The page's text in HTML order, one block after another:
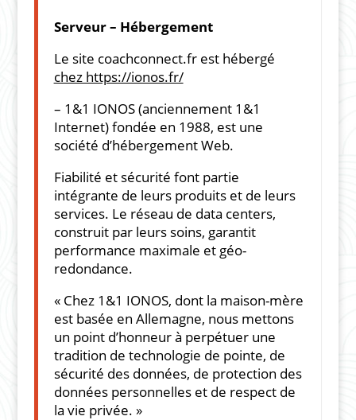
Serveur – Hébergement
Le site coachconnect.frest hébergé
chez https://ionos.fr/
– 1&1 IONOS (anciennement 1&1
Internet) fondée en 1988, est une
société d’hébergement Web.
Fiabilité et sécurité font partie
intégrante de leurs produits et de leurs
services. Le réseau de data centers,
construit par leurs soins, garantit
performance maximale et géo-
redondance.
« Chez 1&1 IONOS, dont la maison-mère
est basée en Allemagne, nous mettons
un point d’honneur à perpétuer une
tradition de technologie de pointe, de
sécurité des données, de protection des
données personnelles et de respect de
la vie privée. »